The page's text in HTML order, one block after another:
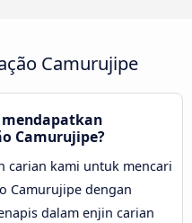
Camurujipe
Camurujipe?
carian kami untuk mencari
Camurujipe dengan
dalam enjin carian